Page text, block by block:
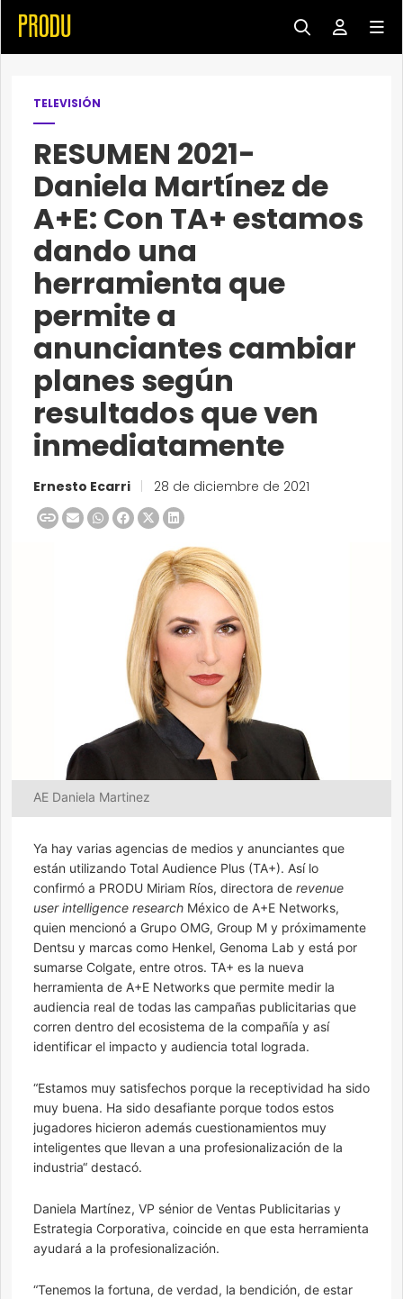
TELEVISIÓN
RESUMEN 2021-
Daniela Martínez de
A+E: Con TA+ estamos
dando una
herramienta que
permite a
anunciantes cambiar
planes según
resultados que ven
inmediatamente
Ernesto Ecarri 28 de diciembre de 2021
AE Daniela Martinez
Ya hay varias agencias de medios y anunciantes que
están utilizando Total Audience Plus (TA+). Así lo
confirmó a PRODU Miriam Ríos, directora de revenue
user intelligence research México de A+E Networks,
quien mencionó a Grupo OMG, Group M y próximamente
Dentsu y marcas como Henkel, Genoma Lab y está por
sumarse Colgate, entre otros. TA+ es la nueva
herramienta de A+E Networks que permite medir la
audiencia real de todas las campañas publicitarias que
corren dentro del ecosistema de la compañía y así
identificar el impacto y audiencia total lograda.
“Estamos muy satisfechos porque la receptividad ha sido
muy buena. Ha sido desafiante porque todos estos
jugadores hicieron además cuestionamientos muy
inteligentes que llevan a una profesionalización de la
industria“ destacó.
Daniela Martínez, VP sénior de Ventas Publicitarias y
Estrategia Corporativa, coincide en que esta herramienta
ayudará a la profesionalización.
“Tenemos la fortuna, de verdad, la bendición, de estar